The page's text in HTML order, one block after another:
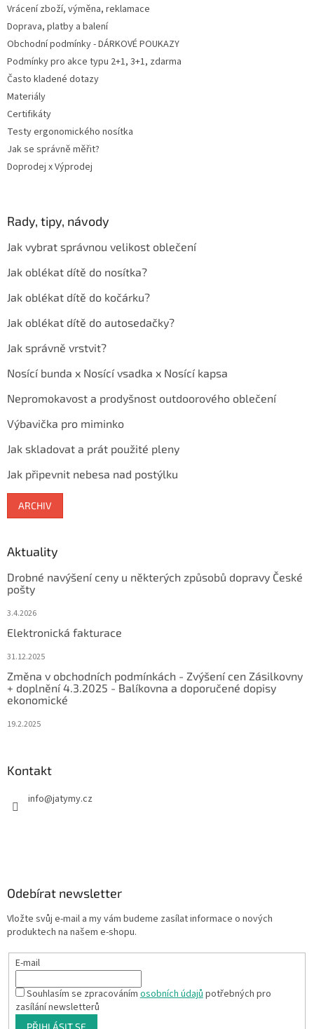
Vrácení zboží, výměna, reklamace
Doprava, platby a balení
Obchodní podmínky - DÁRKOVÉ POUKAZY
Podmínky pro akce typu 2+1, 3+1, zdarma
Často kladené dotazy
Materiály
Certifikáty
Testy ergonomického nosítka
Jak se správně měřit?
Doprodej x Výprodej
Rady, tipy, návody
Jak vybrat správnou velikost oblečení
Jak oblékat dítě do nosítka?
Jak oblékat dítě do kočárku?
Jak oblékat dítě do autosedačky?
Jak správně vrstvit?
Nosící bunda x Nosící vsadka x Nosící kapsa
Nepromokavost a prodyšnost outdoorového oblečení
Výbavička pro miminko
Jak skladovat a prát použité pleny
Jak připevnit nebesa nad postýlku
ARCHIV
Aktuality
Drobné navýšení ceny u některých způsobů dopravy České
pošty
3.4.2026
Elektronická fakturace
31.12.2025
Změna v obchodních podmínkách - Zvýšení cen Zásilkovny
+ doplnění 4.3.2025 - Balíkovna a doporučené dopisy
ekonomické
19.2.2025
Kontakt
info@jatymy.cz
Odebírat newsletter
Vložte svůj e-mail a my vám budeme zasílat informace o nových
produktech na našem e-shopu.
E-mail
Souhlasím se zpracovánímosobních údajůpotřebných pro
zasílání newsletterů
PŘIHLÁSIT SE